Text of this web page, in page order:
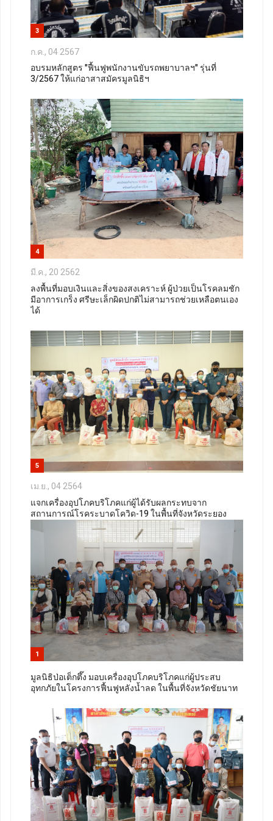
3
ก.ค., 04 2567
อบรมหลักสูตร "ฟื้นฟูพนักงานขับรถพยาบาลฯ" รุ่นที่
3/2567 ให้แก่อาสาสมัครมูลนิธิฯ
4
มี.ค., 20 2562
ลงพื้นที่มอบเงินและสิ่งของสงเคราะห์ ผู้ป่วยเป็นโรคลมชัก
มีอาการเกร็ง ศรีษะเล็กผิดปกติไม่สามารถช่วยเหลือตนเอง
ได้
5
เม.ย., 04 2564
แจกเครื่องอุปโภคบริโภคแก่ผู้ได้รับผลกระทบจาก
สถานการณ์โรคระบาดโควิด-19 ในพื้นที่จังหวัดระยอง
1
มูลนิธิป่อเต็กตึ๊ง มอบเครื่องอุปโภคบริโภคแก่ผู้ประสบ
อุทกภัยในโครงการฟื้นฟูหลังน้ำลด ในพื้นที่จังหวัดชัยนาท